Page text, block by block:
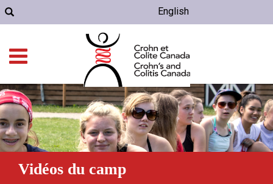
English
Vidéos du camp